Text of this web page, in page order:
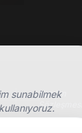
Yazılım
Sözleşmesi
sunabilmek